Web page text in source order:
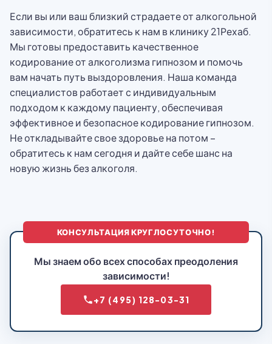
Если вы или ваш близкий страдаете от алкогольной
зависимости, обратитесь к нам в клинику 21Рехаб.
Мы готовы предоставить качественное
кодирование от алкоголизма гипнозом и помочь
вам начать путь выздоровления. Наша команда
специалистов работает с индивидуальным
подходом к каждому пациенту, обеспечивая
эффективное и безопасное кодирование гипнозом.
Не откладывайте свое здоровье на потом –
обратитесь к нам сегодня и дайте себе шанс на
новую жизнь без алкоголя.
КОНСУЛЬТАЦИЯ КРУГЛОСУТОЧНО!
Мы знаем обо всех способах преодоления
зависимости!
+7 (495) 128-03-31